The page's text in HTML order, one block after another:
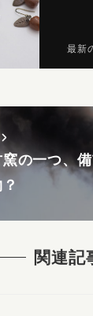
最新
窯の一つ、
関連記